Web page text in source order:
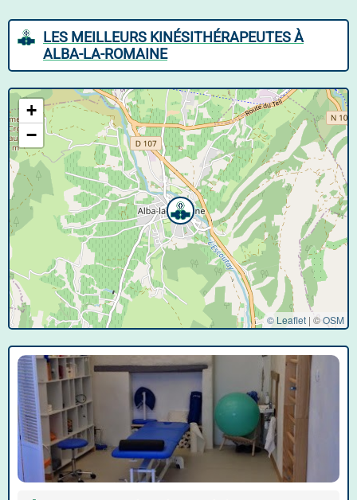
LES MEILLEURS KINÉSITHÉRAPEUTES À
ALBA-LA-ROMAINE
+
−
© Leaflet | ©OSM